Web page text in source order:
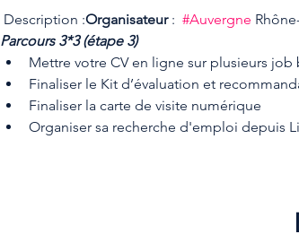
Description :Organisateur : #Auvergne
Parcours 3*3 (étape 3)
Mettre votre CV en ligne sur plusieurs job
Finaliser le Kit d’évaluation et
Finaliser la carte de visite numérique
Organiser sa recherche d'emploi depuis